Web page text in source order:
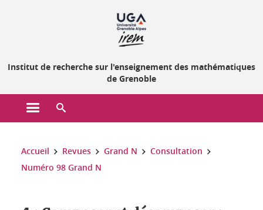
Institut de recherche sur l'enseignement des mathématiques
de Grenoble
Ouvrir le menu principal
Vous êtes ici :
Accueil Revues Grand N
Consultation
Numéro 98 Grand N